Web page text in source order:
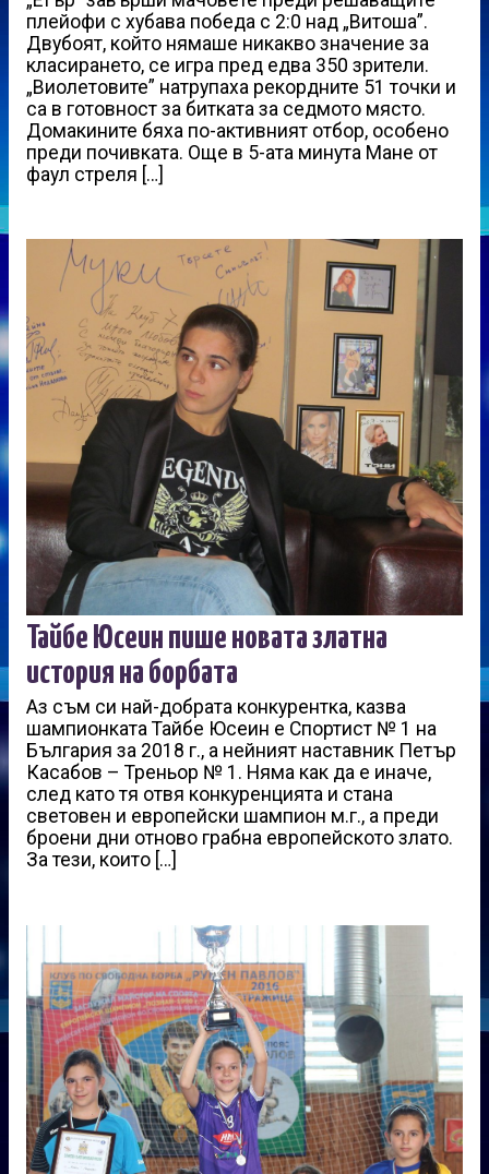
плейофи с хубава победа с 2:0 над „Витоша”.
Двубоят, който нямаше никакво значение за
класирането, се игра пред едва 350 зрители.
„Виолетовите” натрупаха рекордните 51 точки и
са в готовност за битката за седмото място.
Домакините бяха по-активният отбор, особено
преди почивката. Още в 5-ата минута Мане от
фаул стреля […]
Тайбе Юсеин пише новата златна
история на борбата
Аз съм си най-добрата конкурентка, казва
шампионката Тайбе Юсеин е Спортист № 1 на
България за 2018 г., а нейният наставник Петър
Касабов – Треньор № 1. Няма как да е иначе,
след като тя отвя конкуренцията и стана
световен и европейски шампион м.г., а преди
броени дни отново грабна европейското злато.
За тези, които […]